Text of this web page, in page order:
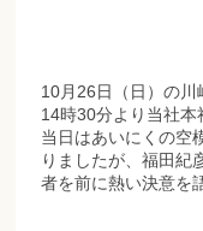
10月26日（日）の川
14時30分より当社本
当日はあいにくの空
りましたが、福田紀
者を前に熱い決意を